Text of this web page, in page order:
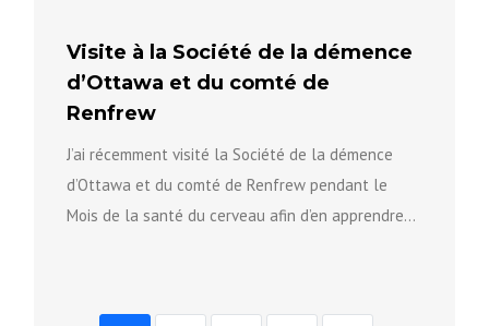
Visite à la Société de la démence
d’Ottawa et du comté de
Renfrew
J’ai récemment visité la Société de la démence
d’Ottawa et du comté de Renfrew pendant le
Mois de la santé du cerveau afin d’en apprendre...